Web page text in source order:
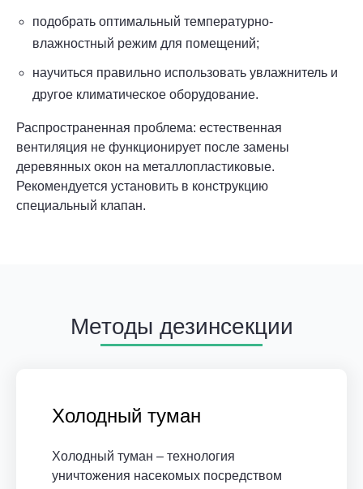
подобрать оптимальный температурно-
влажностный режим для помещений;
научиться правильно использовать увлажнитель и
другое климатическое оборудование.
Распространенная проблема: естественная
вентиляция не функционирует после замены
деревянных окон на металлопластиковые.
Рекомендуется установить в конструкцию
специальный клапан.
Методы дезинсекции
Холодный туман
Холодный туман – технология
уничтожения насекомых посредством